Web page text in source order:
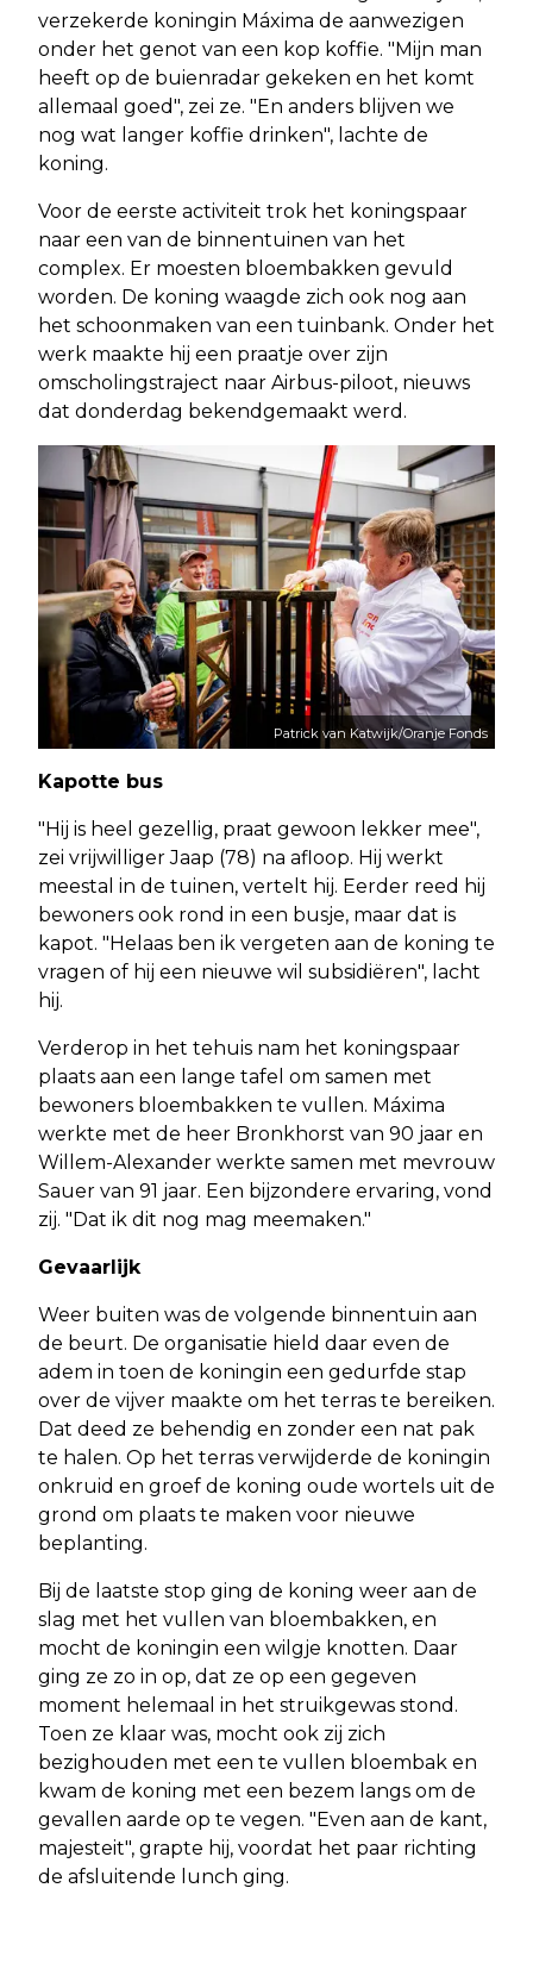
verzekerde koningin Máxima de aanwezigen
onder het genot van een kop koffie. "Mijn man
heeft op de buienradar gekeken en het komt
allemaal goed", zei ze. "En anders blijven we
nog wat langer koffie drinken", lachte de
koning.
Voor de eerste activiteit trok het koningspaar
naar een van de binnentuinen van het
complex. Er moesten bloembakken gevuld
worden. De koning waagde zich ook nog aan
het schoonmaken van een tuinbank. Onder het
werk maakte hij een praatje over zijn
omscholingstraject naar Airbus-piloot, nieuws
dat donderdag bekendgemaakt werd.
Patrick van Katwijk/Oranje Fonds
Kapotte bus
"Hij is heel gezellig, praat gewoon lekker mee",
zei vrijwilliger Jaap (78) na afloop. Hij werkt
meestal in de tuinen, vertelt hij. Eerder reed hij
bewoners ook rond in een busje, maar dat is
kapot. "Helaas ben ik vergeten aan de koning te
vragen of hij een nieuwe wil subsidiëren", lacht
hij.
Verderop in het tehuis nam het koningspaar
plaats aan een lange tafel om samen met
bewoners bloembakken te vullen. Máxima
werkte met de heer Bronkhorst van 90 jaar en
Willem-Alexander werkte samen met mevrouw
Sauer van 91 jaar. Een bijzondere ervaring, vond
zij. "Dat ik dit nog mag meemaken."
Gevaarlijk
Weer buiten was de volgende binnentuin aan
de beurt. De organisatie hield daar even de
adem in toen de koningin een gedurfde stap
over de vijver maakte om het terras te bereiken.
Dat deed ze behendig en zonder een nat pak
te halen. Op het terras verwijderde de koningin
onkruid en groef de koning oude wortels uit de
grond om plaats te maken voor nieuwe
beplanting.
Bij de laatste stop ging de koning weer aan de
slag met het vullen van bloembakken, en
mocht de koningin een wilgje knotten. Daar
ging ze zo in op, dat ze op een gegeven
moment helemaal in het struikgewas stond.
Toen ze klaar was, mocht ook zij zich
bezighouden met een te vullen bloembak en
kwam de koning met een bezem langs om de
gevallen aarde op te vegen. "Even aan de kant,
majesteit", grapte hij, voordat het paar richting
de afsluitende lunch ging.